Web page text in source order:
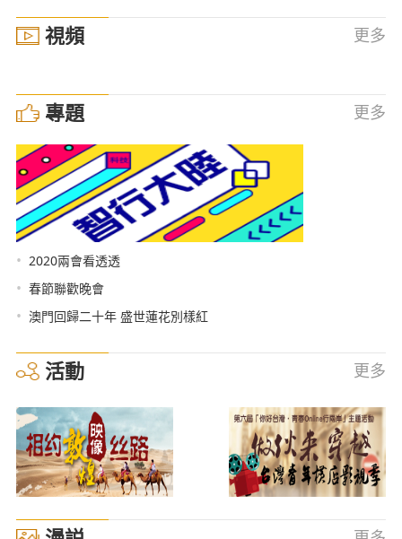
視頻 更多
專題 更多
• 2020兩會看透透
• 春節聯歡晚會
• 澳門回歸二十年 盛世蓮花別樣紅
活動 更多